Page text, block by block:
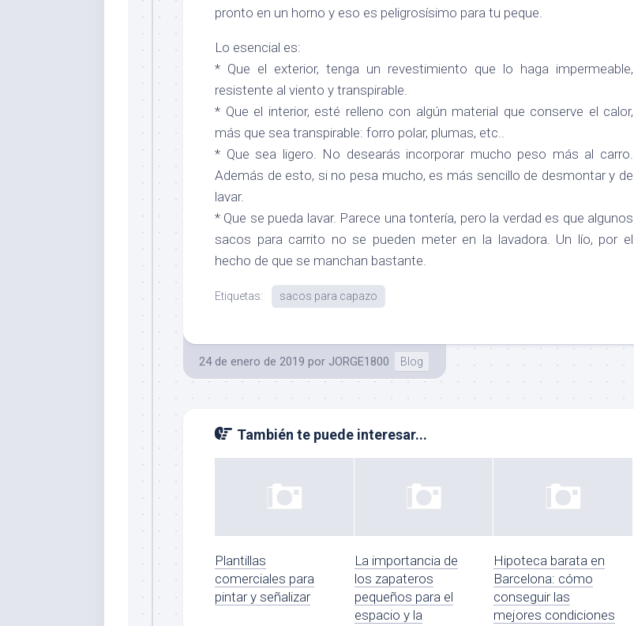
pronto en un horno y eso es peligrosísimo para tu peque.
Lo esencial es:
* Que el exterior, tenga un revestimiento que lo haga impermeable,
resistente al viento y transpirable.
* Que el interior, esté relleno con algún material que conserve el calor,
más que sea transpirable: forro polar, plumas, etc..
* Que sea ligero. No desearás incorporar mucho peso más al carro.
Además de esto, si no pesa mucho, es más sencillo de desmontar y de
lavar.
* Que se pueda lavar. Parece una tontería, pero la verdad es que algunos
sacos para carrito no se pueden meter en la lavadora. Un lío, por el
hecho de que se manchan bastante.
Etiquetas: sacos para capazo
24 de enero de 2019 por JORGE1800 Blog
También te puede interesar...
Plantillas
comerciales para
pintar y señalizar
La importancia de
los zapateros
pequeños para el
espacio y la
Hipoteca barata en
Barcelona: cómo
conseguir las
mejores condiciones